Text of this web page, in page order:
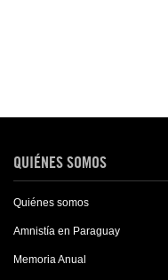
QUIÉNES SOMOS
Quiénes somos
Amnistía en Paraguay
Memoria Anual